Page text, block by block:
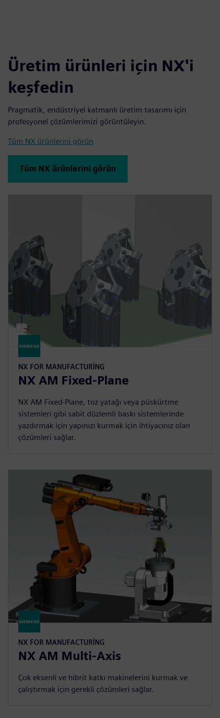
Üretim ürünleri için NX'i
keşfedin
Pragmatik, endüstriyel katmanlı üretim tasarımı için
profesyonel çözümlerimizi görüntüleyin.
Tüm NX ürünlerini görün
Tüm NX ürünlerini görün
NX FOR MANUFACTURING
NX AM Fixed-Plane
NX AM Fixed-Plane, toz yatağı veya püskürtme
sistemleri gibi sabit düzlemli baskı sistemlerinde
yazdırmak için yapınızı kurmak için ihtiyacınız olan
çözümleri sağlar.
NX FOR MANUFACTURING
NX AM Multi-Axis
Çok eksenli ve hibrit katkı makinelerini kurmak ve
çalıştırmak için gerekli çözümleri sağlar.